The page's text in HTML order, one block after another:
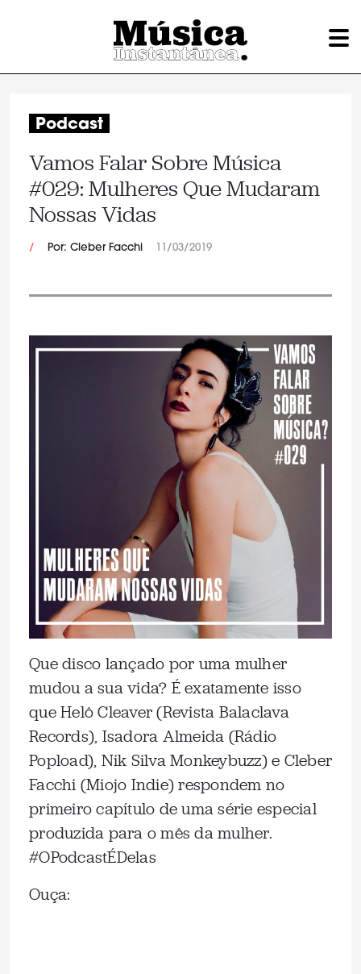
Podcast
Vamos Falar Sobre Música
#029: Mulheres Que Mudaram
Nossas Vidas
/ Por: Cleber Facchi 11/03/2019
Que disco lançado por uma mulher
mudou a sua vida? É exatamente isso
que Helô Cleaver (Revista Balaclava
Records), Isadora Almeida (Rádio
Popload), Nik Silva Monkeybuzz) e Cleber
Facchi (Miojo Indie) respondem no
primeiro capítulo de uma série especial
produzida para o mês da mulher.
#OPodcastÉDelas
Ouça: